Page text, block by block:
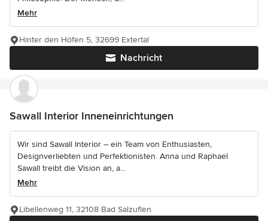
Mehr
Nachricht
Hinter den Höfen 5, 32699 Extertal
Sawall Interior Inneneinrichtungen
Wir sind Sawall Interior – ein Team von Enthusiasten,
Designverliebten und Perfektionisten. Anna und Raphael
Sawall treibt die Vision an, a...
Mehr
Libellenweg 11, 32108 Bad Salzuflen